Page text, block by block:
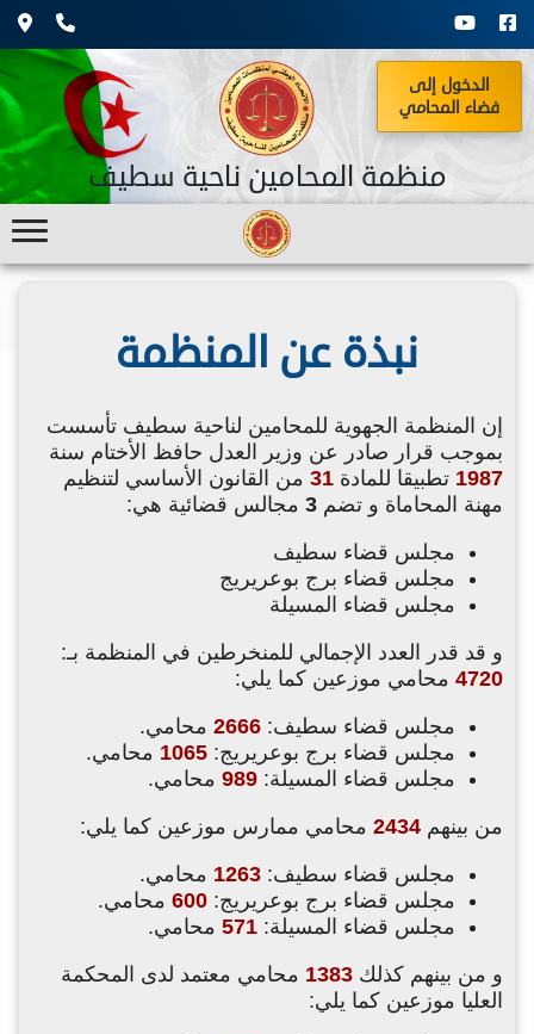
منظمة المحامين ناحية سطيف
الدخول إلى
فضاء المحامي
نبذة عن المنظمة
إن المنظمة الجهوية للمحامين لناحية سطيف تأسست
بموجب قرار صادر عن وزير العدل حافظ الأختام سنة
1987 تطبيقا للمادة 31 من القانون الأساسي لتنظيم
مهنة المحاماة و تضم 3 مجالس قضائية هي:
مجلس قضاء سطيف
مجلس قضاء برج بوعريريج
مجلس قضاء المسيلة
و قد قدر العدد الإجمالي للمنخرطين في المنظمة بـ:
4720 محامي موزعين كما يلي:
مجلس قضاء سطيف: 2666 محامي.
مجلس قضاء برج بوعريريج: 1065 محامي.
مجلس قضاء المسيلة: 989 محامي.
من بينهم 2434 محامي ممارس موزعين كما يلي:
مجلس قضاء سطيف: 1263 محامي.
مجلس قضاء برج بوعريريج: 600 محامي.
مجلس قضاء المسيلة: 571 محامي.
و من بينهم كذلك 1383 محامي معتمد لدى المحكمة
العليا موزعين كما يلي: